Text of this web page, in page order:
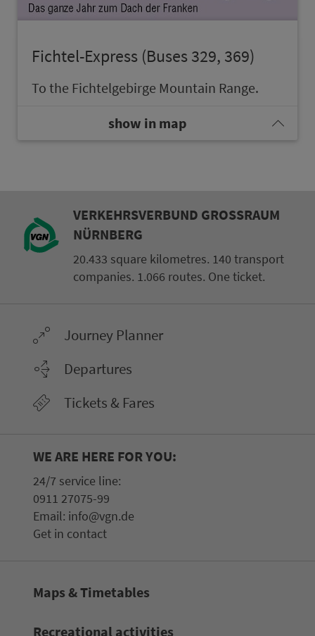
Fichtel-Express (Buses 329, 369)
To the Fich­tel­ge­bir­ge Mountain Range.
show in map
VER­KEHRS­VER­BUND GROSS­RAUM N
ÜRN­BERG
20.433 square kilometres. 140 transport
companies. 1.066 routes. One ticket.
Journey Planner
Departures
Tickets & Fares
WE ARE HERE FOR YOU:
24/7 service line:
0911 27075-99
Email: info@vgn.de
Get in contact
Maps & Timetables
Recreational activities